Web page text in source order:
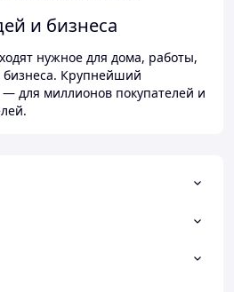
и бизнеса
нужное для дома, работы,
бизнеса. Крупнейший
для миллионов покупателей и